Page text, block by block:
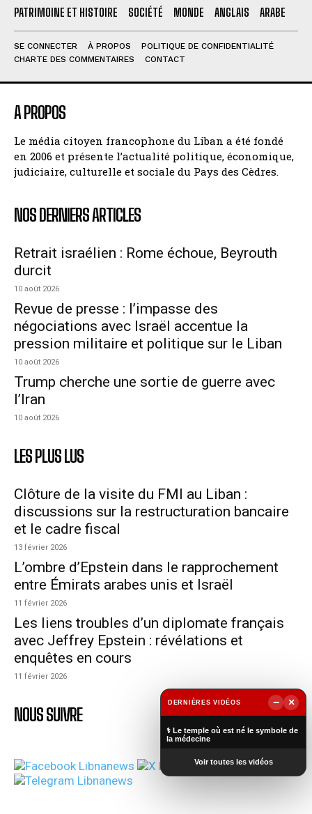
PATRIMOINE ET HISTOIRE
SOCIÉTÉ MONDE ANGLAIS ARABE
SE CONNECTER À PROPOS
POLITIQUE DE CONFIDENTIALITÉ
CHARTE DES COMMENTAIRES
CONTACT
A PROPOS
Le média citoyen francophone du Liban a été fondé
en 2006 et présente l’actualité politique, économique,
judiciaire, culturelle et sociale du Pays des Cèdres.
NOS DERNIERS ARTICLES
Retrait israélien : Rome échoue, Beyrouth
durcit
10 août 2026
Revue de presse : l’impasse des
négociations avec Israël accentue la
pression militaire et politique sur le Liban
10 août 2026
Trump cherche une sortie de guerre avec
l’Iran
10 août 2026
LES PLUS LUS
Clôture de la visite du FMI au Liban :
discussions sur la restructuration bancaire
et le cadre fiscal
13 février 2026
L’ombre d’Epstein dans le rapprochement
entre Émirats arabes unis et Israël
11 février 2026
Les liens troubles d’un diplomate français
avec Jeffrey Epstein : révélations et
enquêtes en cours
11 février 2026
NOUS SUIVRE
DERNIÈRES VIDÉOS −
×
⚕️ Le temple où est né le symbole de
la médecine
Voir toutes les vidéos